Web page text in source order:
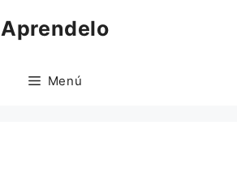
Aprendelo
Menú